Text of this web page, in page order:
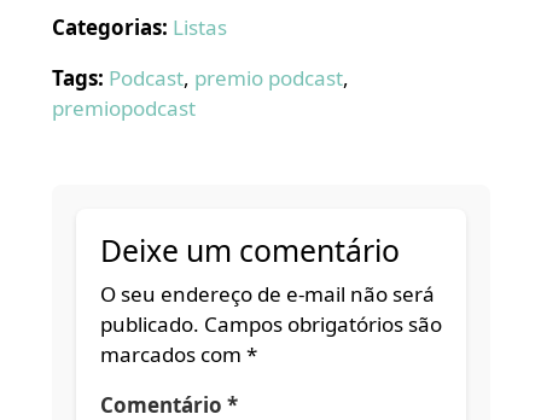
Categorias: Listas
Tags: Podcast, premio podcast,
premiopodcast
Deixe um comentário
O seu endereço de e-mail não será
publicado. Campos obrigatórios são
marcados com *
Comentário *